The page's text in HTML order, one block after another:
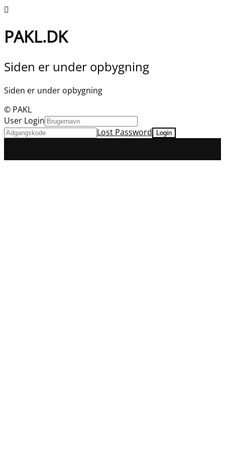
PAKL.DK
Siden er under opbygning
Siden er under opbygning
© PAKL
User Login
Lost Password